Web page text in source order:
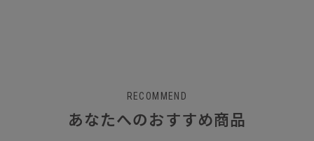
RECOMMEND
あなたへのおすすめ商品